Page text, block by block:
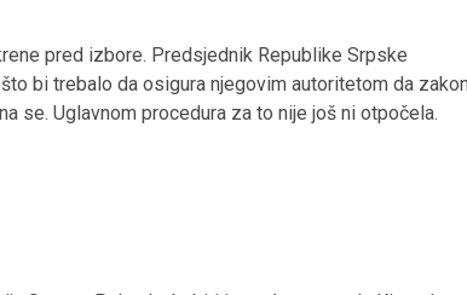
pred izbore. Predsjednik Republike Srpske
bi trebalo da osigura njegovim autoritetom da
se. Uglavnom procedura za to nije još ni otpočela.